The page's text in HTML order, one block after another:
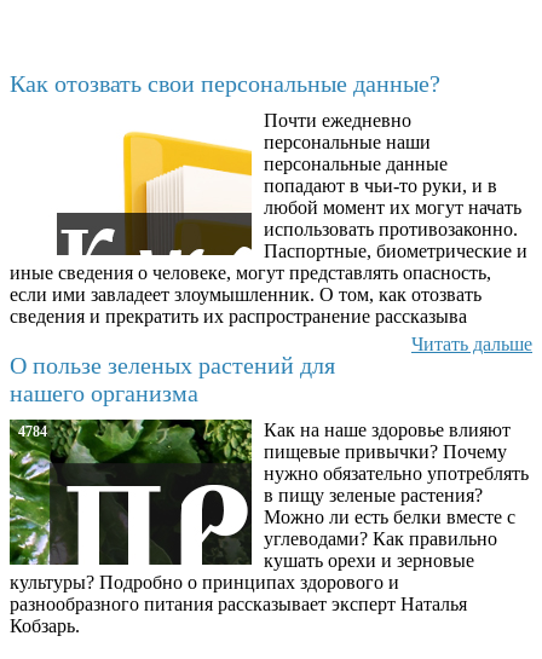
Как отозвать свои персональные данные?
Почти ежедневно
персональные наши
персональные данные
попадают в чьи-то руки, и в
любой момент их могут начать
использовать противозаконно.
Паспортные, биометрические и
иные сведения о человеке, могут представлять опасность,
если ими завладеет злоумышленник. О том, как отозвать
сведения и прекратить их распространение рассказыва
Читать дальше
О пользе зеленых растений для
нашего организма
4784
Как на наше здоровье влияют
пищевые привычки? Почему
нужно обязательно употреблять
в пищу зеленые растения?
Можно ли есть белки вместе с
углеводами? Как правильно
кушать орехи и зерновые
культуры? Подробно о принципах здорового и
разнообразного питания рассказывает эксперт Наталья
Кобзарь.